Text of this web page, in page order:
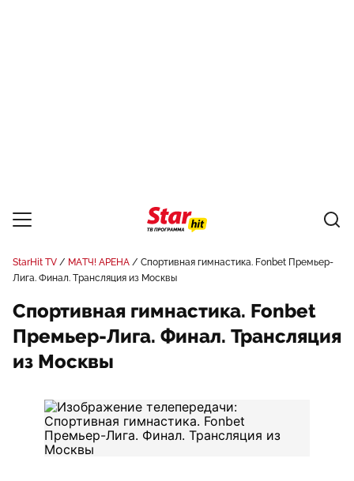
StarHit TV МАТЧ! АРЕНА
Спортивная гимнастика. Fonbet Премьер-
Лига. Финал. Трансляция из Москвы
Спортивная гимнастика. Fonbet
Премьер-Лига. Финал. Трансляция
из Москвы